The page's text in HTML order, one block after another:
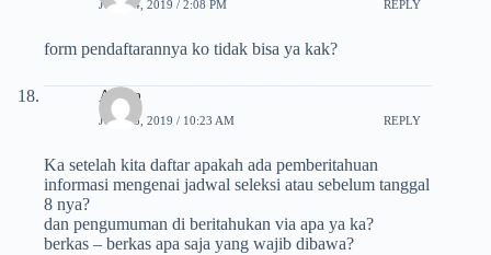
JULI 24, 2019 / 2:08 PM REPLY
form pendaftarannya ko tidak bisa ya kak?
Akika
JULI 25, 2019 / 10:23 AM REPLY
Ka setelah kita daftar apakah ada pemberitahuan
informasi mengenai jadwal seleksi atau sebelum tanggal
8 nya?
dan pengumuman di beritahukan via apa ya ka?
berkas – berkas apa saja yang wajib dibawa?